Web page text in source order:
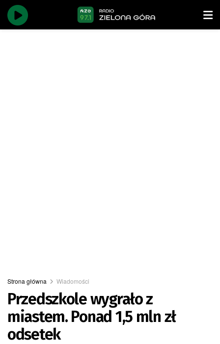
Strona główna Wiadomości
Przedszkole wygrało z
miastem. Ponad 1,5 mln zł
odsetek